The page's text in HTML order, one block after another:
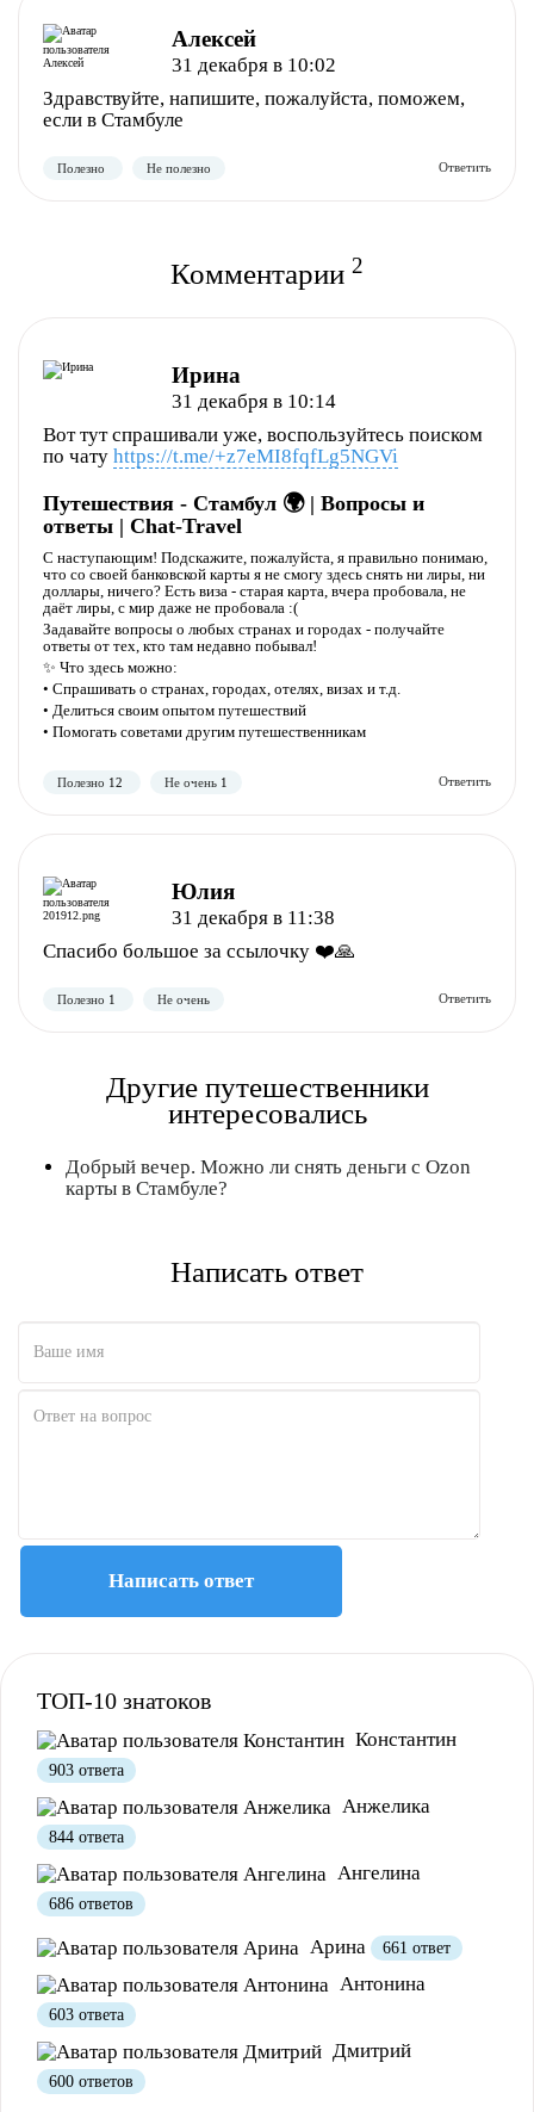
Полезно Не полезно
Не полезно
Алексей
31 декабря в 10:02
Здравствуйте, напишите, пожалуйста, поможем,
если в Стамбуле
Комментарии 2
Ирина
31 декабря в 10:14
Вот тут спрашивали уже, воспользуйтесь поиском
по чату https://t.me/+z7eMI8fqfLg5NGVi
Путешествия - Стамбул 🌍 | Вопросы и
ответы | Chat-Travel
С наступающим! Подскажите, пожалуйста, я правильно понимаю,
что со своей банковской карты я не смогу здесь снять ни лиры, ни
доллары, ничего? Есть виза - старая карта, вчера пробовала, не
даёт лиры, с мир даже не пробовала :(
Задавайте вопросы о любых странах и городах - получайте
ответы от тех, кто там недавно побывал!
✨ Что здесь можно:
• Спрашивать о странах, городах, отелях, визах и т.д.
• Делиться своим опытом путешествий
• Помогать советами другим путешественникам
Полезно 12
Юлия
31 декабря в 11:38
Спасибо большое за ссылочку ❤️🙏
Другие путешественники
интересовались
Добрый вечер. Можно ли снять деньги с Ozon
карты в Стамбуле?
Написать ответ
Написать ответ
ТОП-10 знатоков
Константин
903 ответа
Анжелика
844 ответа
Ангелина
686 ответов
Арина 661 ответ
Антонина
603 ответа
Дмитрий
600 ответов